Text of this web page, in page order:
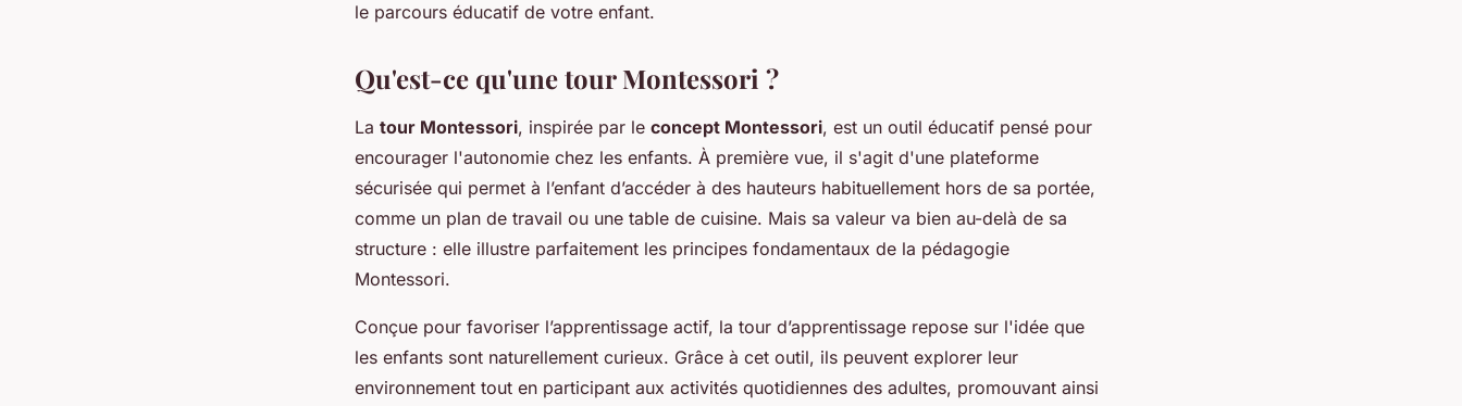
le parcours éducatif de votre enfant.
Qu'est-ce qu'une tour Montessori ?
La tour Montessori, inspirée par le concept Montessori, est un outil éducatif pensé pour
encourager l'autonomie chez les enfants. À première vue, il s'agit d'une plateforme
sécurisée qui permet à l’enfant d’accéder à des hauteurs habituellement hors de sa portée,
comme un plan de travail ou une table de cuisine. Mais sa valeur va bien au-delà de sa
structure : elle illustre parfaitement les principes fondamentaux de la pédagogie
Montessori.
Conçue pour favoriser l’apprentissage actif, la tour d’apprentissage repose sur l'idée que
les enfants sont naturellement curieux. Grâce à cet outil, ils peuvent explorer leur
environnement tout en participant aux activités quotidiennes des adultes, promouvant ainsi